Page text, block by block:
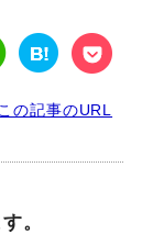
この記事のURL
。